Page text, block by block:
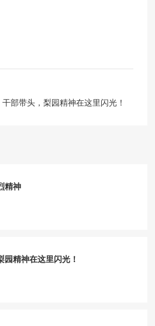
部带头，梨园精神在这里闪光！
精神
园精神在这里闪光！